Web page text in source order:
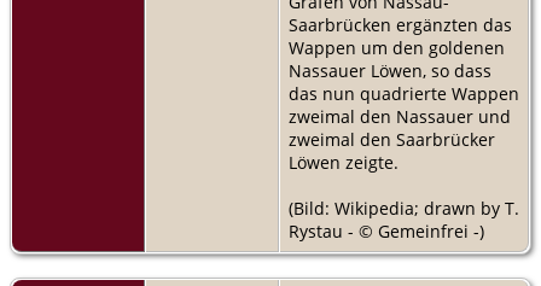
Saarbrücken ergänzten das
Wappen um den goldenen
Nassauer Löwen, so dass
das nun quadrierte Wappen
zweimal den Nassauer und
zweimal den Saarbrücker
Löwen zeigte.
(Bild: Wikipedia; drawn by T.
Rystau - © Gemeinfrei -)